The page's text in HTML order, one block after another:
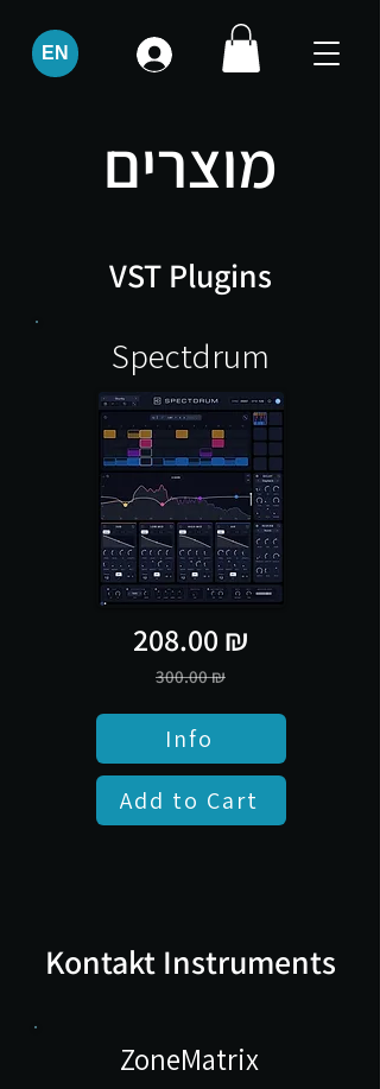
EN
​​מוצרים
VST Plugins
Spectdrum
208.00 ₪
300.00 ₪
Info
Add to Cart
Kontakt Instruments
ZoneMatrix